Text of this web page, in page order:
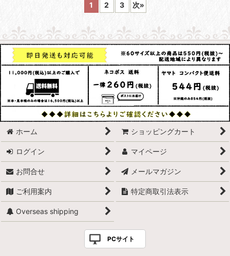
1 2 3 次»
ホーム ショッピングカート
ログイン マイページ
お問合せ メールマガジン
ご利用案内 特定商取引法表示
Overseas shipping
PCサイト